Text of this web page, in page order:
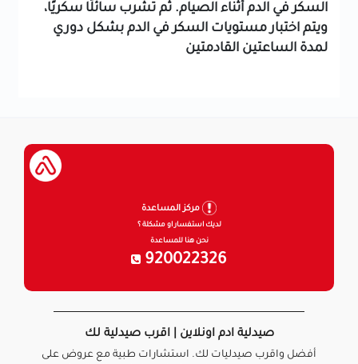
السكر في الدم أثناء الصيام. ثم تشرب سائلًا سكريًا،
ويتم اختبار مستويات السكر في الدم بشكل دوري
لمدة الساعتين القادمتين
مركز المساعدة
لديك استفسار او مشكلة ؟
نحن هنا للمساعدة
920022326
صيدلية ادم اونلاين | اقرب صيدلية لك
أفضل واقرب صيدليات لك. استشارات طبية مع عروض على